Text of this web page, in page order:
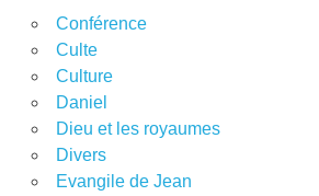
Conférence
Culte
Culture
Daniel
Dieu et les royaumes
Divers
Evangile de Jean